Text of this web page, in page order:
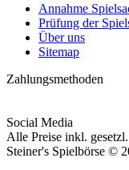
Annahme
Prüfung der
Über uns
Sitemap
Zahlungsmethoden
Social Media
Alle Preise inkl.
Steiner's Spielbörse ©